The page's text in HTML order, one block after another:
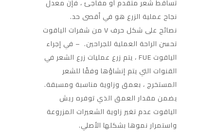
تساقط شعر متقدم أو مفاجئ ، فإن معدل
نجاح عملية الزرع هو في أقصى حد.
نصائح على شكل حرف V من شفرات الياقوت
تحسن الراحة العملية للجراحين. – في إجراء
الياقوت FUE ، يتم زرع عمليات زرع الشعر في
القنوات التي يتم إنشاؤها وفقًا للشعر
المستخرج ، بعمق وزاوية مناسبة ومسبقة.
يضمن مقدار العمق الذي توفره ريش
الياقوت عدم تغير زاوية الشعيرات المزروعة
واستمرار نموها بشكلها الأصلي.